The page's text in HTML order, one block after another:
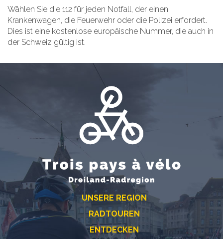
Wählen Sie die 112 für jeden Notfall, der einen
Krankenwagen, die Feuerwehr oder die Polizei erfordert.
Dies ist eine kostenlose europäische Nummer, die auch in
der Schweiz gültig ist.
UNSERE REGION
RADTOUREN
ENTDECKEN